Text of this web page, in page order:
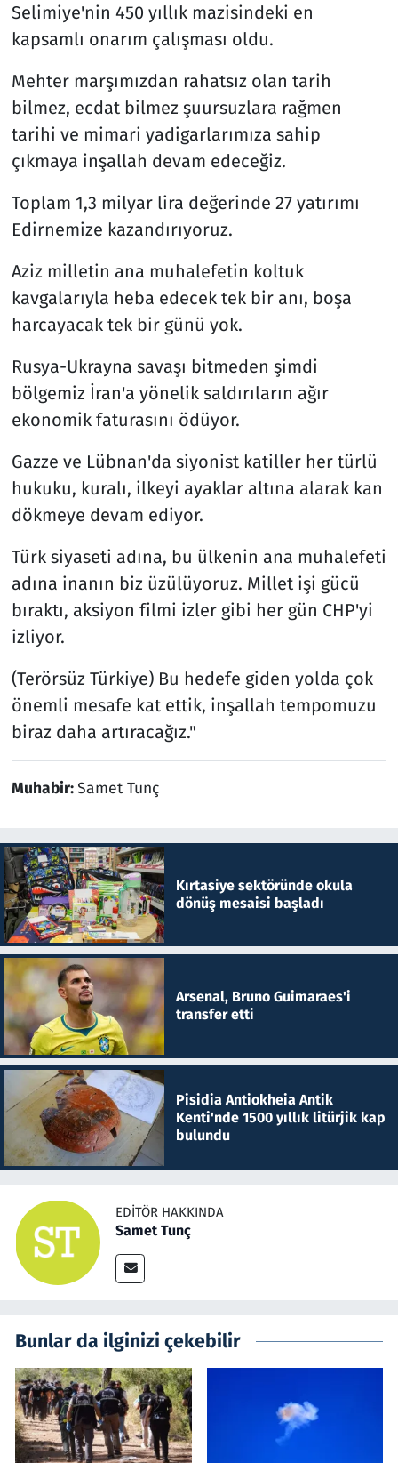
Selimiye'nin 450 yıllık mazisindeki en
kapsamlı onarım çalışması oldu.
Mehter marşımızdan rahatsız olan tarih
bilmez, ecdat bilmez şuursuzlara rağmen
tarihi ve mimari yadigarlarımıza sahip
çıkmaya inşallah devam edeceğiz.
Toplam 1,3 milyar lira değerinde 27 yatırımı
Edirnemize kazandırıyoruz.
Aziz milletin ana muhalefetin koltuk
kavgalarıyla heba edecek tek bir anı, boşa
harcayacak tek bir günü yok.
Rusya-Ukrayna savaşı bitmeden şimdi
bölgemiz İran'a yönelik saldırıların ağır
ekonomik faturasını ödüyor.
Gazze ve Lübnan'da siyonist katiller her türlü
hukuku, kuralı, ilkeyi ayaklar altına alarak kan
dökmeye devam ediyor.
Türk siyaseti adına, bu ülkenin ana muhalefeti
adına inanın biz üzülüyoruz. Millet işi gücü
bıraktı, aksiyon filmi izler gibi her gün CHP'yi
izliyor.
(Terörsüz Türkiye) Bu hedefe giden yolda çok
önemli mesafe kat ettik, inşallah tempomuzu
biraz daha artıracağız."
Muhabir:Samet Tunç
Kırtasiye sektöründe okula
dönüş mesaisi başladı
Arsenal, Bruno Guimaraes'i
transfer etti
Pisidia Antiokheia Antik
Kenti'nde 1500 yıllık litürjik kap
bulundu
EDITÖR HAKKINDA
Samet Tunç
Bunlar da ilginizi çekebilir